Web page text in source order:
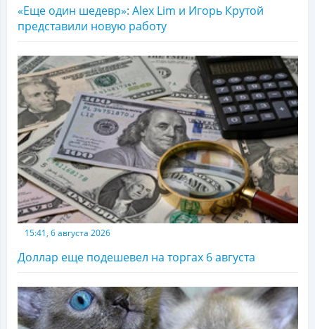
«Еще один шедевр»: Alex Lim и Игорь Крутой
представили новую работу
15:41, 6 августа 2026
Доллар еще подешевел на торгах 6 августа